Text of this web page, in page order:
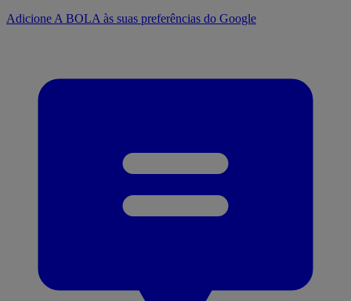
Adicione A BOLA às suas preferências do Google